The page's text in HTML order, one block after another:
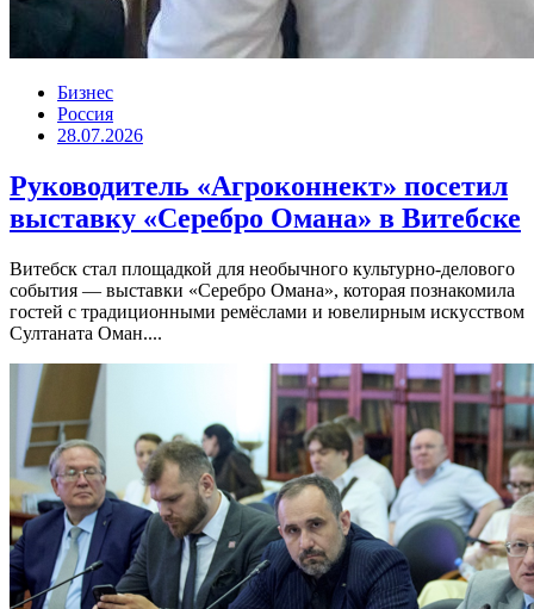
Бизнес
Россия
28.07.2026
Руководитель «Агроконнект» посетил
выставку «Серебро Омана» в Витебске
Витебск стал площадкой для необычного культурно-делового
события — выставки «Серебро Омана», которая познакомила
гостей с традиционными ремёслами и ювелирным искусством
Султаната Оман....